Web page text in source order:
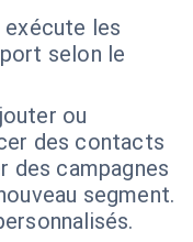
exécute les
selon le
ou
des contacts
des campagnes
segment.